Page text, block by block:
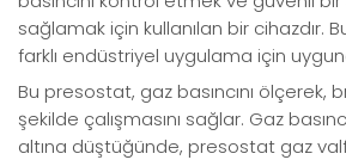
sağlamak için kullanılan bir cihazdır.
farklı endüstriyel uygulama için
Bu presostat, gaz basıncını ölçerek,
şekilde çalışmasını sağlar. Gaz
altına düştüğünde, presostat gaz